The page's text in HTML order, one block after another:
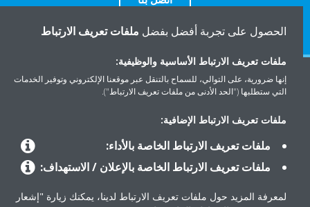
المنتجات
الحصول على تجربة أفضل بفضل ملفات تعريف الارتباط
ملفات تعريف الارتباط الأساسية والوظيفية:
إنها ضرورية، على التوالي، للسماح بالتنقل عبر موقعنا الإلكتروني وتوفير الخدمات
التي ستطلبها ("الحد الأدنى من ملفات تعريف الارتباط").
ملفات تعريف الارتباط الإضافية:
ملفات تعريف الارتباط الخاصة بالأداء:
ملفات تعريف الارتباط الخاصة بالإعلان / الاستهداف:
لمعرفة المزيد حول ملفات تعريف الارتباط لدينا، يمكنك زيارة "إشعار